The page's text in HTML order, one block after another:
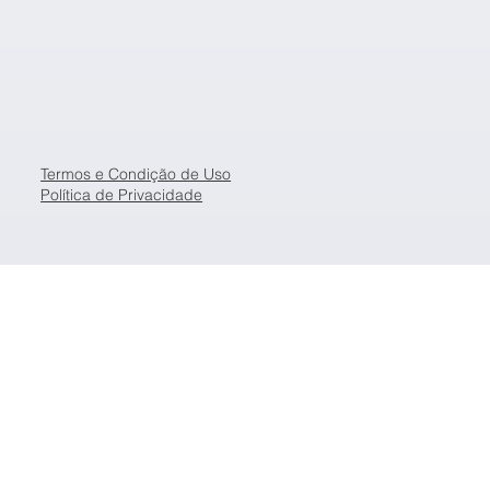
Termos e Condição de Uso
Política de Privacidade